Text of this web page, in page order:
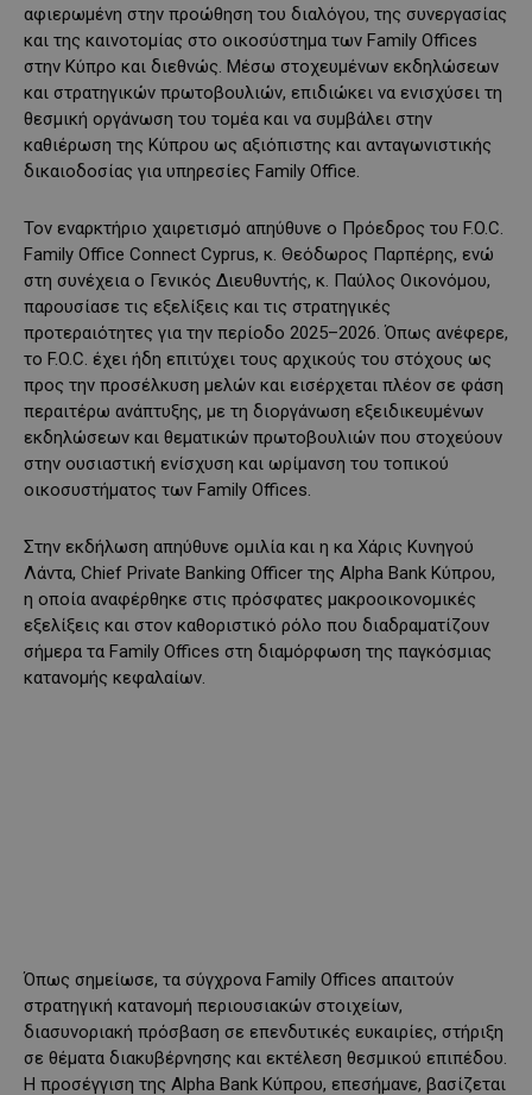
αφιερωμένη στην προώθηση του διαλόγου, της συνεργασίας
και της καινοτομίας στο οικοσύστημα των Family Offices
στην Κύπρο και διεθνώς. Μέσω στοχευμένων εκδηλώσεων
και στρατηγικών πρωτοβουλιών, επιδιώκει να ενισχύσει τη
θεσμική οργάνωση του τομέα και να συμβάλει στην
καθιέρωση της Κύπρου ως αξιόπιστης και ανταγωνιστικής
δικαιοδοσίας για υπηρεσίες Family Office.
Τον εναρκτήριο χαιρετισμό απηύθυνε ο Πρόεδρος του F.O.C.
Family Office Connect Cyprus, κ. Θεόδωρος Παρπέρης, ενώ
στη συνέχεια ο Γενικός Διευθυντής, κ. Παύλος Οικονόμου,
παρουσίασε τις εξελίξεις και τις στρατηγικές
προτεραιότητες για την περίοδο 2025–2026. Όπως ανέφερε,
το F.O.C. έχει ήδη επιτύχει τους αρχικούς του στόχους ως
προς την προσέλκυση μελών και εισέρχεται πλέον σε φάση
περαιτέρω ανάπτυξης, με τη διοργάνωση εξειδικευμένων
εκδηλώσεων και θεματικών πρωτοβουλιών που στοχεύουν
στην ουσιαστική ενίσχυση και ωρίμανση του τοπικού
οικοσυστήματος των Family Offices.
Στην εκδήλωση απηύθυνε ομιλία και η κα Χάρις Κυνηγού
Λάντα, Chief Private Banking Officer της Alpha Bank Κύπρου,
η οποία αναφέρθηκε στις πρόσφατες μακροοικονομικές
εξελίξεις και στον καθοριστικό ρόλο που διαδραματίζουν
σήμερα τα Family Offices στη διαμόρφωση της παγκόσμιας
κατανομής κεφαλαίων.
Όπως σημείωσε, τα σύγχρονα Family Offices απαιτούν
στρατηγική κατανομή περιουσιακών στοιχείων,
διασυνοριακή πρόσβαση σε επενδυτικές ευκαιρίες, στήριξη
σε θέματα διακυβέρνησης και εκτέλεση θεσμικού επιπέδου.
Η προσέγγιση της Alpha Bank Κύπρου, επεσήμανε, βασίζεται